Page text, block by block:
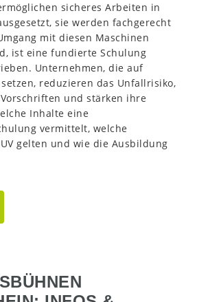
sicheres Arbeiten in
sie werden fachgerecht
mit diesen Maschinen
ist eine fundierte Schulung
Unternehmen, die auf
reduzieren das Unfallrisiko,
und stärken ihre
Inhalte eine
vermittelt, welche
gelten und wie die Ausbildung